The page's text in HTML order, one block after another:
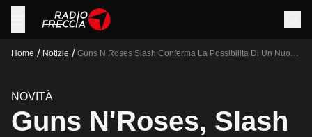
Home / Notizie / Guns N Roses Slash Conferma La Possibilita Di Un Nuovo
NOVITÀ
Guns N'Roses, Slash